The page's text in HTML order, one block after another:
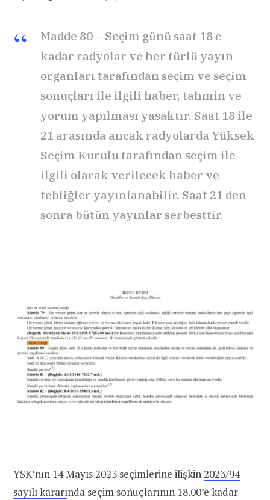
Madde 80 – Seçim günü saat 18 e
kadar radyolar ve her türlü yayın
organları tarafından seçim ve seçim
sonuçları ile ilgili haber, tahmin ve
yorum yapılması yasaktır. Saat 18 ile
21 arasında ancak radyolarda Yüksek
Seçim Kurulu tarafından seçim ile
ilgili olarak verilecek haber ve
tebliğler yayınlanabilir. Saat 21 den
sonra bütün yayınlar serbesttir.
YSK’nın 14 Mayıs 2023 seçimlerine ilişkin 2023/94
sayılı kararında seçim sonuçlarının 18.00’e kadar